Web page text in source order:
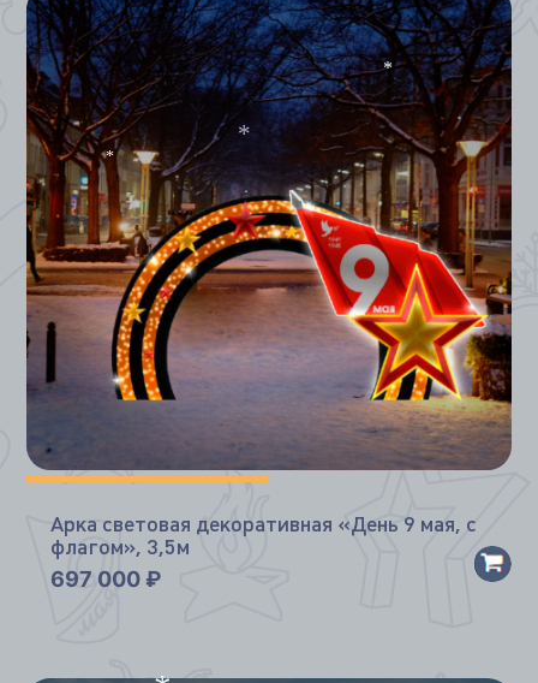
Арка световая декоративная «День 9 мая, с
флагом», 3,5м
697 000 ₽
* *
*
*